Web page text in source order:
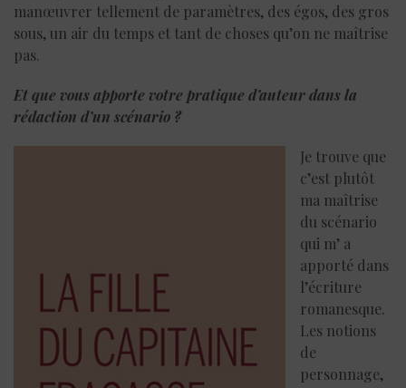
manœuvrer tellement de paramètres, des égos, des gros
sous, un air du temps et tant de choses qu’on ne maîtrise
pas.
Et que vous apporte votre pratique d’auteur dans la
rédaction d’un scénario ?
Je trouve que
c’est plutôt
ma maîtrise
du scénario
qui m’ a
apporté dans
l’écriture
romanesque.
Les notions
de
personnage,